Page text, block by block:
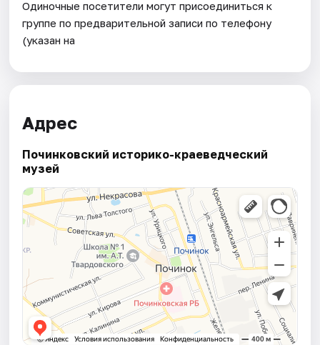
Одиночные посетители могут присоединиться к
группе по предварительной записи по телефону
(указан на
Адрес
Починковский историко-краеведческий
музей